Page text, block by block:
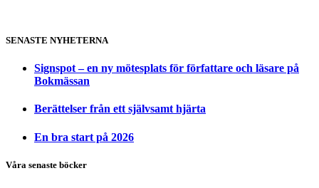
SENASTE NYHETERNA
Signspot – en ny mötesplats för författare och läsare på
Bokmässan
Berättelser från ett självsamt hjärta
En bra start på 2026
Våra senaste böcker